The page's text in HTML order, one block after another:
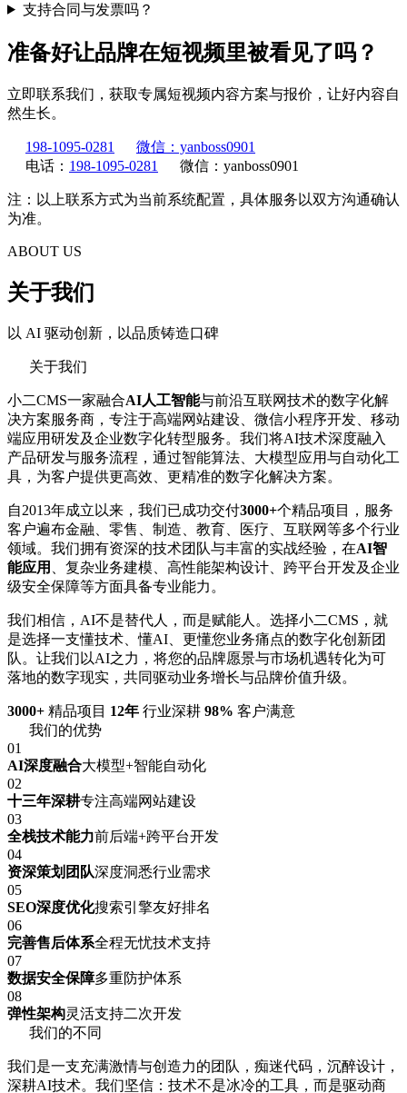
支持合同与发票吗？
准备好让品牌在短视频里被看见了吗？
立即联系我们，获取专属短视频内容方案与报价，让好内容自
然生长。
198-1095-0281
微信：yanboss0901
电话： 198-1095-0281 微信：yanboss0901
注：以上联系方式为当前系统配置，具体服务以双方沟通确认
为准。
ABOUT US
关于我们
以 AI 驱动创新，以品质铸造口碑
关于我们
小二CMS一家融合AI人工智能与前沿互联网技术的数字化解
决方案服务商，专注于高端网站建设、微信小程序开发、移动
端应用研发及企业数字化转型服务。我们将AI技术深度融入
产品研发与服务流程，通过智能算法、大模型应用与自动化工
具，为客户提供更高效、更精准的数字化解决方案。
自2013年成立以来，我们已成功交付3000+个精品项目，服务
客户遍布金融、零售、制造、教育、医疗、互联网等多个行业
领域。我们拥有资深的技术团队与丰富的实战经验，在AI智
能应用 、复杂业务建模、高性能架构设计、跨平台开发及企业
级安全保障等方面具备专业能力。
我们相信，AI不是替代人，而是赋能人。选择小二CMS，就
是选择一支懂技术、懂AI、更懂您业务痛点的数字化创新团
队。让我们以AI之力，将您的品牌愿景与市场机遇转化为可
落地的数字现实，共同驱动业务增长与品牌价值升级。
3000+ 精品项目 12年 行业深耕 98% 客户满意
我们的优势
01
AI深度融合大模型+智能自动化
02
十三年深耕专注高端网站建设
03
全栈技术能力前后端+跨平台开发
04
资深策划团队深度洞悉行业需求
05
SEO深度优化搜索引擎友好排名
06
完善售后体系全程无忧技术支持
07
数据安全保障多重防护体系
08
弹性架构灵活支持二次开发
我们的不同
我们是一支充满激情与创造力的团队，痴迷代码，沉醉设计，
深耕AI技术。我们坚信：技术不是冰冷的工具，而是驱动商